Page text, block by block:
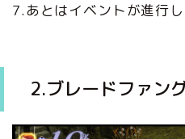
7.あとはイベントが進行し
2.ブレードファン